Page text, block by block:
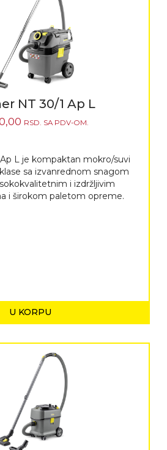
NT 30/1 Ap L
RSD. SA PDV-OM.
L je kompaktan mokro/suvi
sa izvanrednom snagom
i izdržljivim
i širokom paletom opreme.
U KORPU